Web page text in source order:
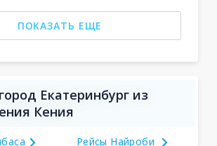
ПОКАЗАТЬ ЕЩЕ
Екатеринбург из
Кения
Рейсы Найроби